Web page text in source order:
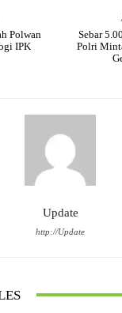
Polwan
IPK
Sebar
Polri
Update
http://Update